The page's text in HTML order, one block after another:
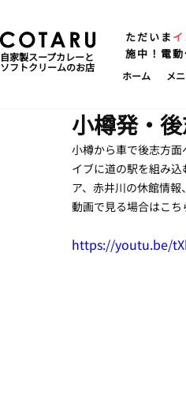
自家製スープカレーと
ソフトクリームのお店
ただいま
施中！電
ホーム メ
小樽発・
小樽から車で後志方
イブに道の駅を組み
ア、赤井川の休館情
動画で見る場合はこち
https://youtu.be/